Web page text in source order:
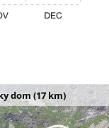
dom (17 km)